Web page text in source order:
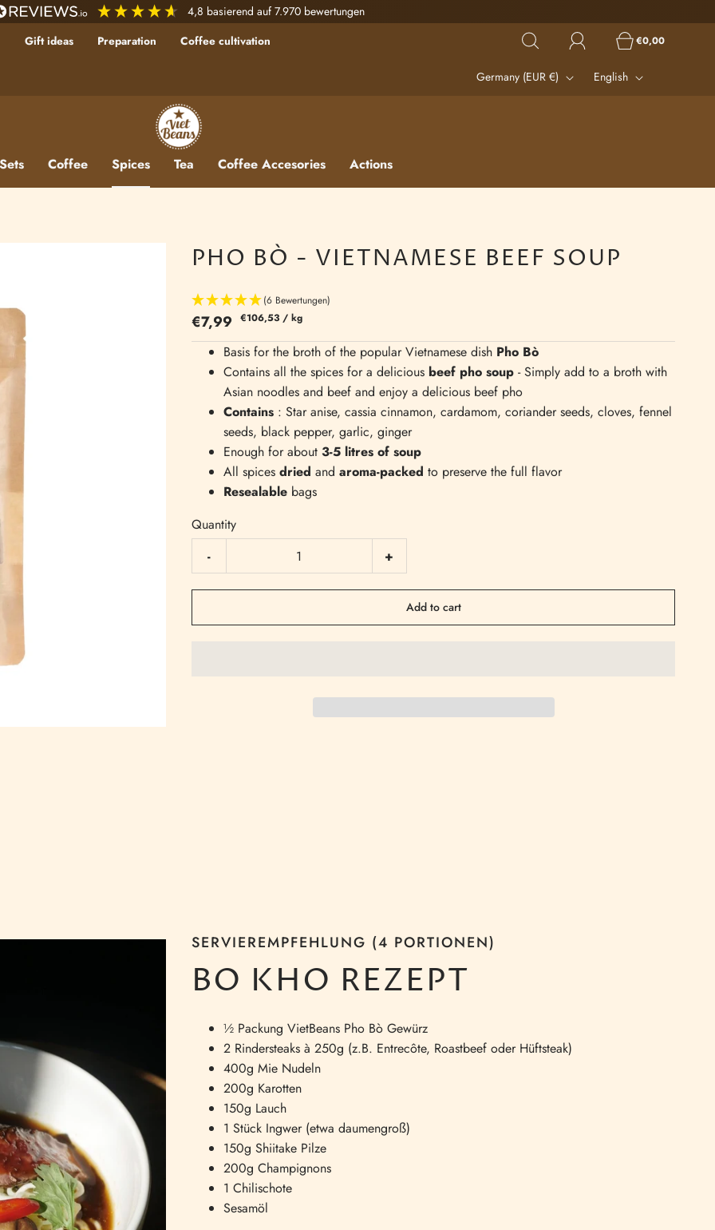
4,8 basierend auf 7.970bewertungen
Gift ideas
Preparation Coffee cultivation €0,00
Germany (EUR €) English
Coffee Spices Tea Coffee Accesories Actions
PHO BÒ - VIETNAMESE BEEF SOUP
(6 Bewertungen)
€7,99 €106,53 / kg
Basis for the broth of the popular Vietnamese dish Pho Bò
Contains all the spices for a delicious beef pho soup - Simply add to a broth with
Asian noodles and beef and enjoy a delicious beef pho
Contains : Star anise, cassia cinnamon, cardamom, coriander seeds, cloves, fennel
seeds, black pepper, garlic, ginger
Enough for about 3-5 litres of soup
All spices dried and aroma-packed to preserve the full flavor
Resealable bags
Quantity
-
+
Add to cart
SERVIEREMPFEHLUNG (4 PORTIONEN)
BO KHO REZEPT
½ Packung VietBeans Pho Bò Gewürz
2 Rindersteaks à 250g (z.B. Entrecôte, Roastbeef oder Hüftsteak)
400g Mie Nudeln
200g Karotten
150g Lauch
1 Stück Ingwer (etwa daumengroß)
150g Shiitake Pilze
200g Champignons
1 Chilischote
Sesamöl